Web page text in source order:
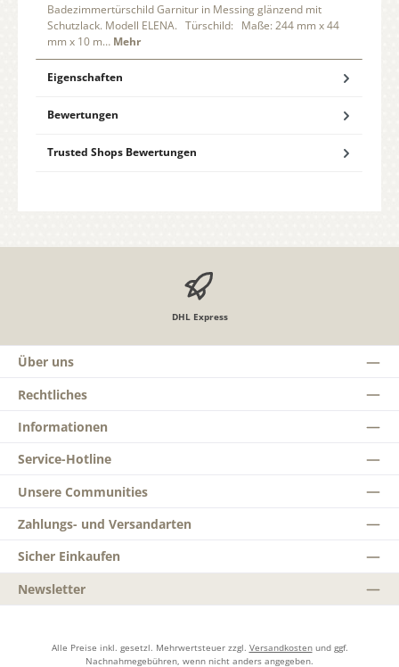
Badezimmertürschild Garnitur in Messing glänzend mit
Schutzlack. Modell ELENA. Türschild: Maße: 244 mm x 44
mm x 10 m… Mehr
Eigenschaften
Bewertungen
Trusted Shops Bewertungen
DHL Express
Über uns
Rechtliches
Informationen
Service-Hotline
Unsere Communities
Zahlungs- und Versandarten
Sicher Einkaufen
Newsletter
Alle Preise inkl. gesetzl. Mehrwertsteuer zzgl. Versandkostenund ggf.
Nachnahmegebühren, wenn nicht anders angegeben.